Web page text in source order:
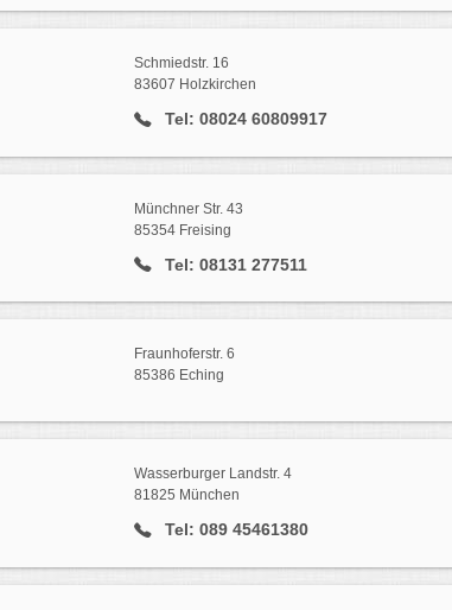
Schmiedstr. 16
83607 Holzkirchen
Tel: 08024 60809917
Münchner Str. 43
85354 Freising
Tel: 08131 277511
Fraunhoferstr. 6
85386 Eching
Wasserburger Landstr. 4
81825 München
Tel: 089 45461380